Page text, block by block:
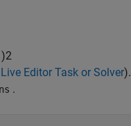
)2
Editor Task or Solver
.